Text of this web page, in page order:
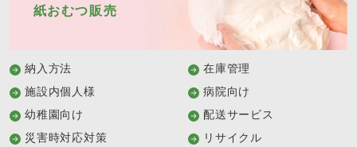
紙おむつ販売
納入方法
在庫管理
施設内個人様
病院向け
幼稚園向け
配送サービス
災害時対応対策
リサイクル